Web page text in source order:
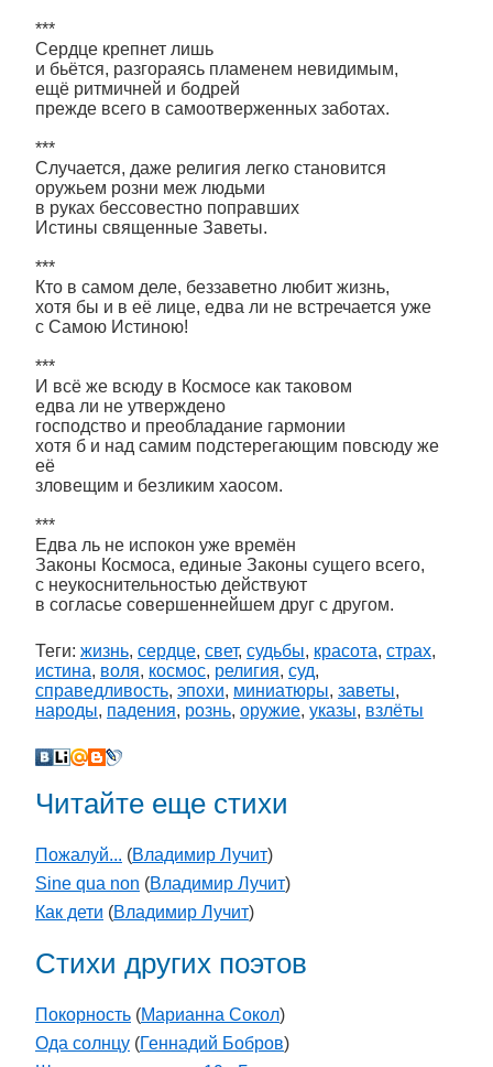
***
Сердце крепнет лишь
и бьётся, разгораясь пламенем невидимым,
ещё ритмичней и бодрей
прежде всего в самоотверженных заботах.
***
Случается, даже религия легко становится
оружьем розни меж людьми
в руках бессовестно поправших
Истины священные Заветы.
***
Кто в самом деле, беззаветно любит жизнь,
хотя бы и в её лице, едва ли не встречается уже
с Самою Истиною!
***
И всё же всюду в Космосе как таковом
едва ли не утверждено
господство и преобладание гармонии
хотя б и над самим подстерегающим повсюду же
её
зловещим и безликим хаосом.
***
Едва ль не испокон уже времён
Законы Космоса, единые Законы сущего всего,
с неукоснительностью действуют
в согласье совершеннейшем друг с другом.
Теги: жизнь, сердце, свет, судьбы, красота, страх,
истина, воля, космос, религия, суд,
справедливость, эпохи, миниатюры, заветы,
народы, падения, рознь, оружие, указы, взлёты
Читайте еще стихи
Пожалуй... (Владимир Лучит)
Sine qua non (Владимир Лучит)
Как дети (Владимир Лучит)
Стихи других поэтов
Покорность (Марианна Сокол)
Ода солнцу (Геннадий Бобров)